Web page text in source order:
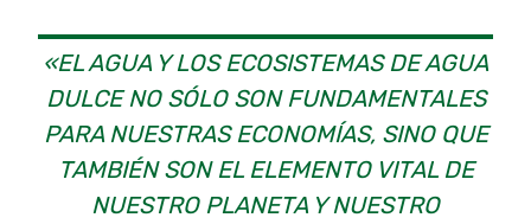
«EL AGUA Y LOS ECOSISTEMAS DE AGUA
DULCE NO SÓLO SON FUNDAMENTALES
PARA NUESTRAS ECONOMÍAS, SINO QUE
TAMBIÉN SON EL ELEMENTO VITAL DE
NUESTRO PLANETA Y NUESTRO